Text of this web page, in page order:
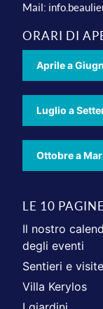
Mail:
ORARI DI
Aprile a
Luglio a
Ottobre a
LE 10
Il nostro
degli eventi
Sentieri e
Villa Kerylos